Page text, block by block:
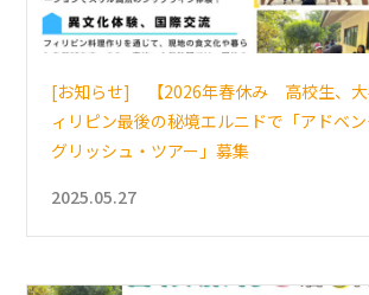
[お知らせ] 【2026年春休み 高校生、大
ィリピン最後の秘境エルニドで「アドベ
グリッシュ・ツアー」募集
2025.05.27